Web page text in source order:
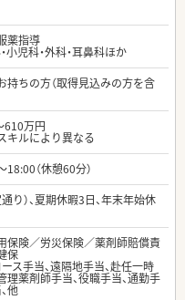
薬指導
小児科・外科・耳鼻科ほか
持ちの方（取得見込みの方を含
610万円
キルにより異なる
（休憩60分）
り）、夏期休暇3日、年末年始休
保険／労災保険／薬剤師賠償責
保
ス手当、遠隔地手当、赴任一時
理薬剤師手当、役職手当、通勤手
他